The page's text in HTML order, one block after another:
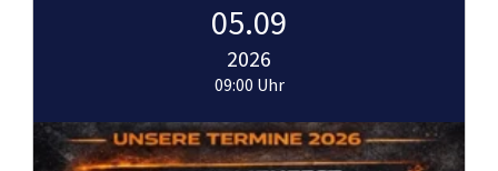
05.09
2026
09:00 Uhr